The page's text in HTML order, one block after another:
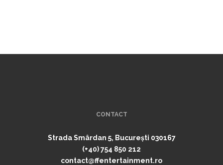
CONTACT
Strada Smârdan 5, București 030167
(+40) 754 850 212
contact@ffentertainment.ro